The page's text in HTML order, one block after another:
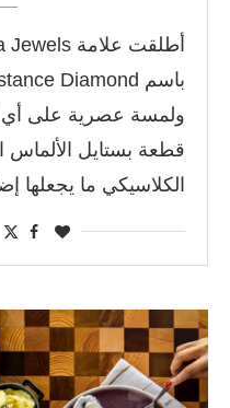
ولمسة عصرية على أي
الكلاسيكي ما يجعلها